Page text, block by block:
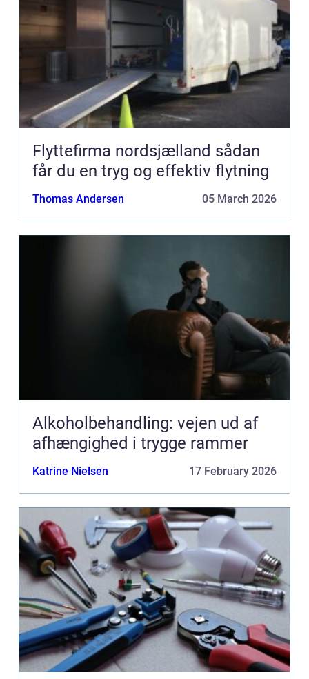
Flyttefirma nordsjælland sådan
får du en tryg og effektiv flytning
Thomas Andersen 05 March 2026
Alkoholbehandling: vejen ud af
afhængighed i trygge rammer
Katrine Nielsen 17 February 2026